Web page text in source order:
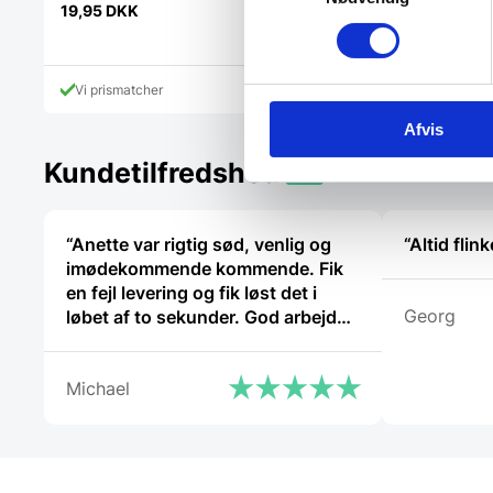
Afvis
19,95DKK
Vi prismatcher
DKK
Vi prismatcher
Kundetilfredshed
“Anette var rigtig sød, venlig og
imødekommende kommende. Fik
en fejl levering og fik løst det i
løbet af to sekunder. God arbejde
Michael
“Altid
Georg